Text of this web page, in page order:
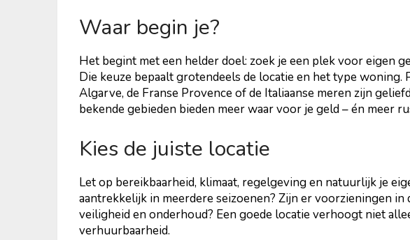
Waar begin je?
Het begint met een helder doel: zoek je een plek voor eigen
Die keuze bepaalt grotendeels de locatie en het type woning.
Algarve, de Franse Provence of de Italiaanse meren zijn
bekende gebieden bieden meer waar voor je geld – én meer
Kies de juiste locatie
Let op bereikbaarheid, klimaat, regelgeving en natuurlijk je
aantrekkelijk in meerdere seizoenen? Zijn er voorzieningen
veiligheid en onderhoud? Een goede locatie verhoogt niet
verhuurbaarheid.